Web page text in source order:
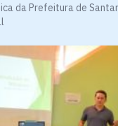
da Prefeitura de